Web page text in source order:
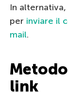
In
per inviare il
mail.
link